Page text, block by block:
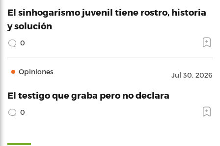
El sinhogarismo juvenil tiene rostro, historia
y solución
0
Opiniones Jul 30, 2026
El testigo que graba pero no declara
0